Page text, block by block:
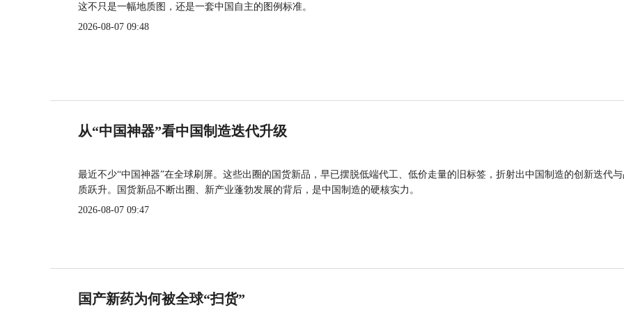
这不只是一幅地质图，还是一套中国自主的图例标准。
2026-08-07 09:48
从“中国神器”看中国制造迭代升级
最近不少“中国神器”在全球刷屏。这些出圈的国货新品，早已摆脱低端代工、低价走量的旧标签，折射出中国制造的创新迭代
质跃升。国货新品不断出圈、新产业蓬勃发展的背后，是中国制造的硬核实力。
2026-08-07 09:47
国产新药为何被全球“扫货”